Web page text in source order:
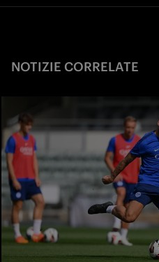
NOTIZIE CORRELATE